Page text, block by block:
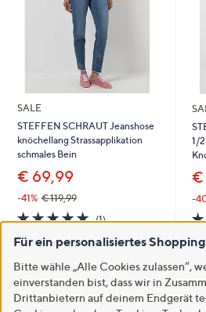
SALE
STEFFEN SCHRAUT Jeanshose
knöchellang Strassapplikation
schmales Bein
€ 69,99
-41% € 119,99
5.0
5
(1)
In den Warenkorb
1/
€
-
Für ein personalisiertes
Bitte wähle „Alle Cookies zulassen“,
einverstanden bist, dass wir in
Drittanbietern auf deinem Endgerät